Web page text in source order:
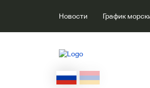
Новости График